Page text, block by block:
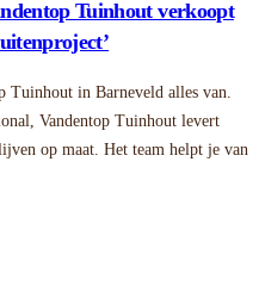
Tuinhout verkoopt
Tuinhout in Barneveld alles van.
Vandentop Tuinhout levert
op maat. Het team helpt je van